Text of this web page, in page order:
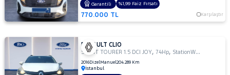
770.000 TL Karşılaştır
Garantili %1,99 Faiz Fırsatı
RENAULT CLIO
SPORT TOURER 1.5 DCI JOY,74Hp, StationWagon
2016DizelManuel204.289 Km
İstanbul